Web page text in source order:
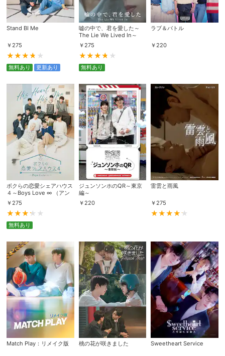
Stand BI Me
￥ 275
無料あり 更新あり
嘘の中で、君を愛した～
The Lie We Lived In～
￥ 275
無料あり
ラブ＆バトル
￥ 220
ボクらの恋愛シェアハウス
４～Boys Love ∞ （アン
リミテッド） ～
￥ 275
無料あり
ジュンソンホのQR～東京
編～
￥ 220
雷雲と雨風
￥ 275
Match Play：リメイク版 桃の花が咲きました Sweetheart Service